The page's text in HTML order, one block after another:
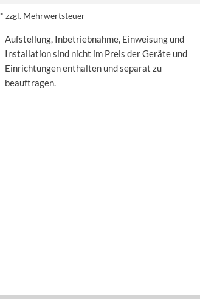
* zzgl. Mehrwertsteuer
Aufstellung, Inbetriebnahme, Einweisung und
Installation sind nicht im Preis der Geräte und
Einrichtungen enthalten und separat zu
beauftragen.